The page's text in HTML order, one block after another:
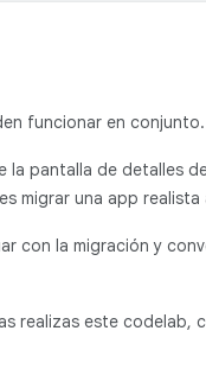
funcionar en conjunto.
la pantalla de detalles
migrar una app realista
con la migración y
realizas este codelab,